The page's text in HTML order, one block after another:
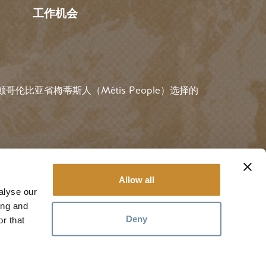
our
and
that
Allow all
Deny
工作机会
哥伦比亚省梅蒂斯人（Métis People）选择的
#金色规则用户账户菜
登录